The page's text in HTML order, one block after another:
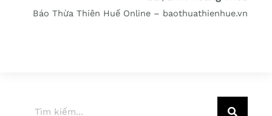
Báo Thừa Thiên Huế Online – baothuathienhue.vn